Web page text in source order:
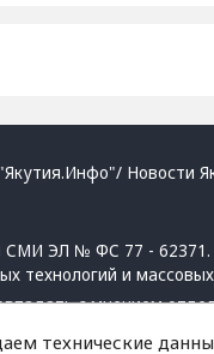
Новости
СМИ ЭЛ № ФС 77 -
технологий и
с мнением
обязательна активная
технические